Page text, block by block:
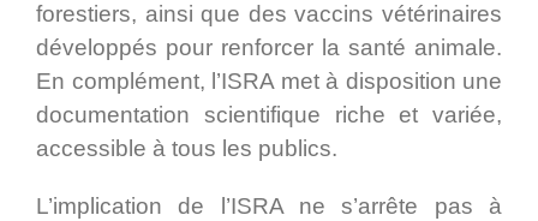
forestiers, ainsi que des vaccins vétérinaires
développés pour renforcer la santé animale.
En complément, l’ISRA met à disposition une
documentation scientifique riche et variée,
accessible à tous les publics.
L’implication de l’ISRA ne s’arrête pas à